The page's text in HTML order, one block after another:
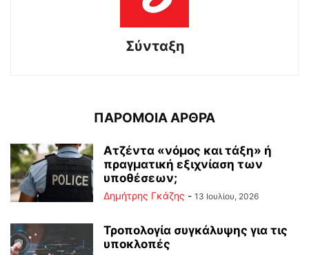
Σύνταξη
ΠΑΡΟΜΟΙΑ ΑΡΘΡΑ
Ατζέντα «νόμος και τάξη» ή
πραγματική εξιχνίαση των
υποθέσεων;
Δημήτρης Γκάζης - 13 Ιουλίου, 2026
Τροπολογία συγκάλυψης για τις
υποκλοπές